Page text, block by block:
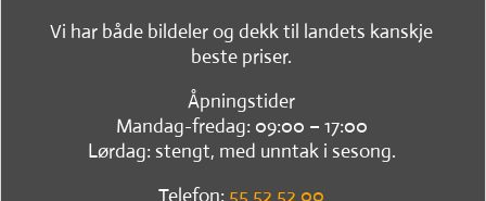
Vi har både bildeler og dekk til landets kanskje
beste priser.
Åpningstider
Mandag-fredag: 09:00 – 17:00
Lørdag: stengt, med unntak i sesong.
Telefon: 55 52 52 00